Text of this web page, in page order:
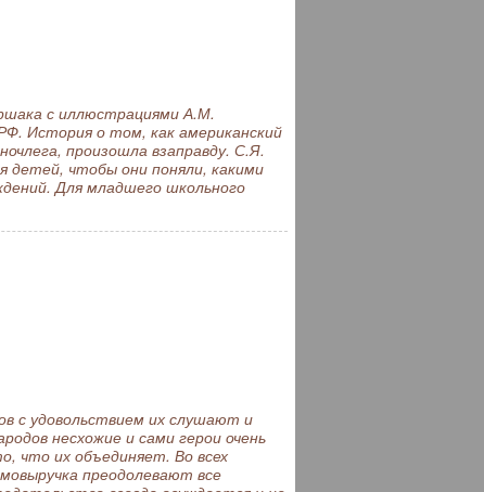
с иллюстрациями А.М.
История о том, как американский
произошла взаправду. С.Я.
детей, чтобы они поняли, какими
Для младшего школьного
с удовольствием их слушают и
несхожие и сами герои очень
что их объединяет. Во всех
преодолевают все